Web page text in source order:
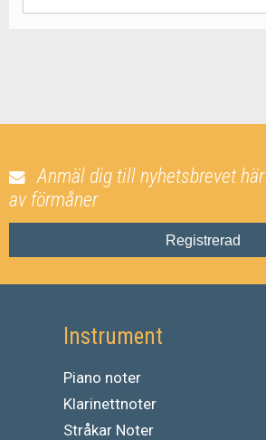
Anmäl dig till nyhetsbrevet
av förmåner
Registrerad
Instrument
Piano noter
Klarinettnoter
Stråkar Noter